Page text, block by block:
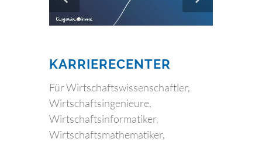
KARRIERECENTER
Für Wirtschaftswissenschaftler,
Wirtschaftsingenieure,
Wirtschaftsinformatiker,
Wirtschaftsmathematiker,